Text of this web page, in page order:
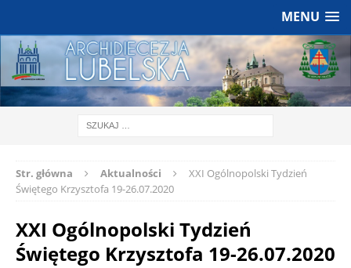
MENU
Str. główna Aktualności
XXI Ogólnopolski Tydzień
Świętego Krzysztofa 19-26.07.2020
XXI Ogólnopolski Tydzień
Świętego Krzysztofa 19-26.07.2020